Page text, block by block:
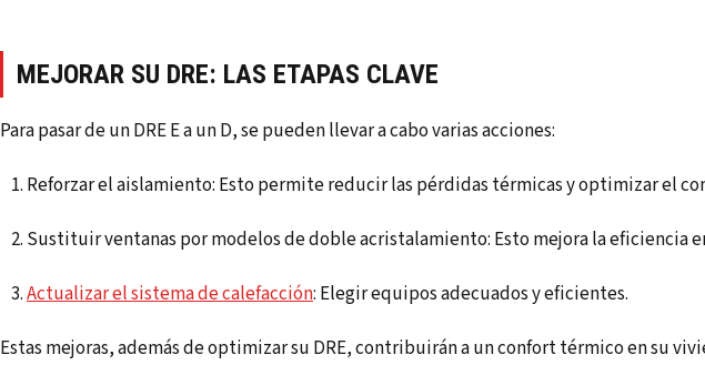
MEJORAR SU DRE: LAS ETAPAS CLAVE
Para pasar de un DRE E a un D, se pueden llevar a cabo varias acciones:
Reforzar el aislamiento: Esto permite reducir las pérdidas térmicas y optimizar el
Sustituir ventanas por modelos de doble acristalamiento: Esto mejora la eficiencia
Actualizar el sistema de calefacción: Elegir equipos adecuados y eficientes.
Estas mejoras, además de optimizar su DRE, contribuirán a un confort térmico en su